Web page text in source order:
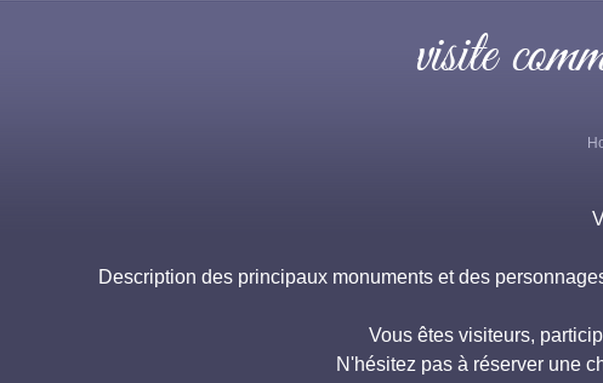
visite
Description des principaux monuments et des
Vous êtes visiteurs,
N'hésitez pas à réserver une